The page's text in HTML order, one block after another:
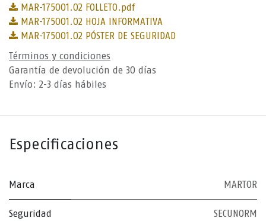
MAR-175001.02 FOLLETO.pdf
MAR-175001.02 HOJA INFORMATIVA
MAR-175001.02 PÓSTER DE SEGURIDAD
Términos y condiciones
Garantía de devolución de 30 días
Envío: 2-3 días hábiles
Especificaciones
Marca MARTOR
Seguridad SECUNORM